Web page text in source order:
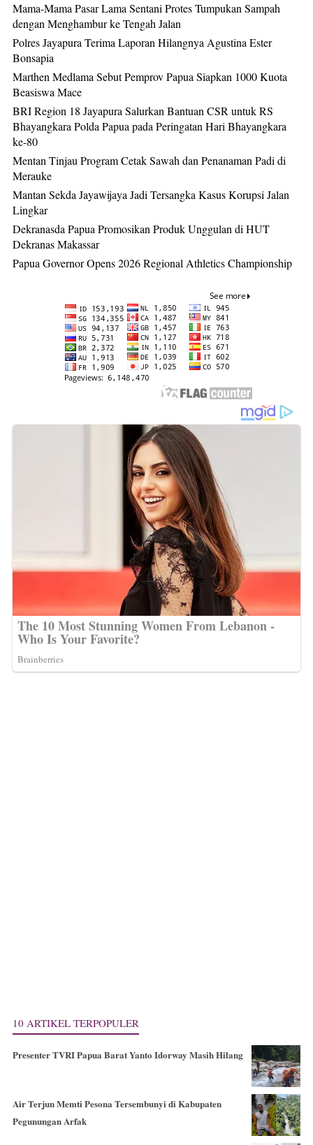
Mama-Mama Pasar Lama Sentani Protes Tumpukan Sampah
dengan Menghambur ke Tengah Jalan
Polres Jayapura Terima Laporan Hilangnya Agustina Ester
Bonsapia
Marthen Medlama Sebut Pemprov Papua Siapkan 1000 Kuota
Beasiswa Mace
BRI Region 18 Jayapura Salurkan Bantuan CSR untuk RS
Bhayangkara Polda Papua pada Peringatan Hari Bhayangkara
ke-80
Mentan Tinjau Program Cetak Sawah dan Penanaman Padi di
Merauke
Mantan Sekda Jayawijaya Jadi Tersangka Kasus Korupsi Jalan
Lingkar
Dekranasda Papua Promosikan Produk Unggulan di HUT
Dekranas Makassar
Papua Governor Opens 2026 Regional Athletics Championship
10 ARTIKEL TERPOPULER
Presenter TVRI Papua Barat Yanto Idorway Masih Hilang
Air Terjun Memti Pesona Tersembunyi di Kabupaten
Pegunungan Arfak